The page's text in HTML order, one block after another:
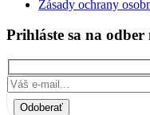
Zásady ochrany
Prihláste sa na odber
Odoberať